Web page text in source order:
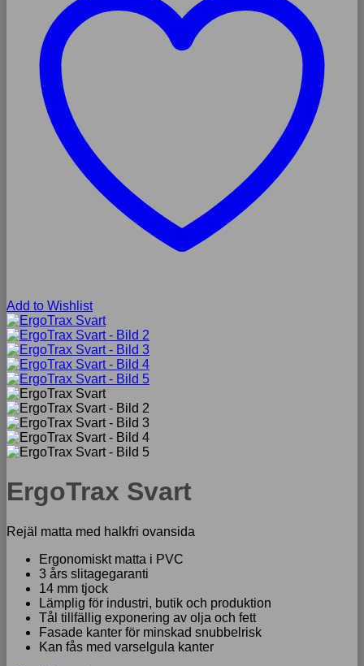
Add to Wishlist
ErgoTrax Svart
Rejäl matta med halkfri ovansida
Ergonomiskt matta i PVC
3 års slitagegaranti
14 mm tjock
Lämplig för industri, butik och produktion
Tål tillfällig exponering av olja och fett
Fasade kanter för minskad snubbelrisk
Kan fås med varselgula kanter